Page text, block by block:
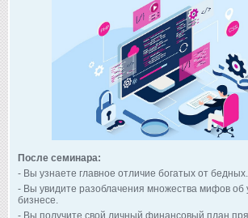
После семинара:
- Вы узнаете главное отличие богатых от бедных.
- Вы увидите разоблачения множества мифов об
бизнесе.
- Вы получите свой личный финансовый план